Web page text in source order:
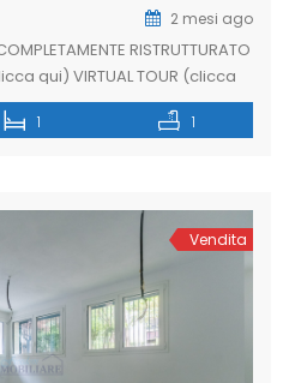
2 mesi ago
RISTRUTTURATO
qui) VIRTUAL TOUR (clicca
luminoso bilocale posto al
di uno stabile signorile.
disimpegno, camera
con box doccia FINITURE:
1 1
Vendita